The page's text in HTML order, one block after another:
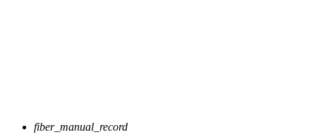
fiber_manual_record